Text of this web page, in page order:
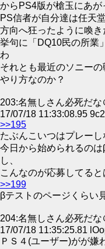
からPS4版が槍玉にあが
PS信者が自分達は任天
方向へ狂ったように喚き
挙句に「DQ10民の所業
わ
それとも最近のソニー
やり方なのか？
203:名無しさん必死だな
17/07/18 11:33:08.95
>>195
たぶんこいつはプレーし
今日から始められるの
し、
こんなのが応募してると
>>199
βテストのページくらい
204:名無しさん必死だな
17/07/18 11:35:25.81
ＰＳ４(ユーザー)がが嫌